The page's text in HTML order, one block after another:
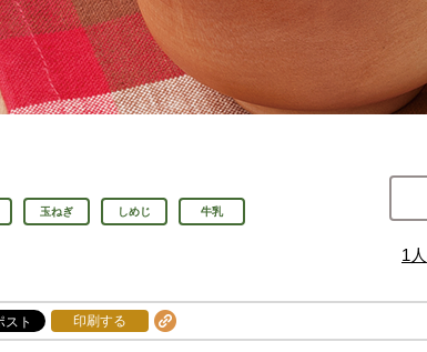
玉ねぎ しめじ 牛乳
1人
印刷する